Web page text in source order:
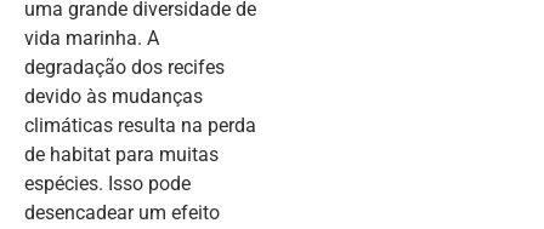
uma grande diversidade de
vida marinha. A
degradação dos recifes
devido às mudanças
climáticas resulta na perda
de habitat para muitas
espécies. Isso pode
desencadear um efeito